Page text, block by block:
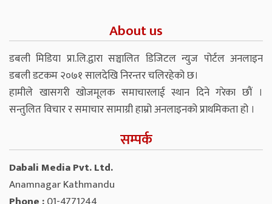
About us
डबली मिडिया प्रा.लि.द्वारा सञ्चालित डिजिटल न्युज पोर्टल अनलाइन
डबली डटकम २०७१ सालदेखि निरन्तर चलिरहेको छ।
हामीले खासगरी खोजमूलक समाचारलाई स्थान दिने गरेका छौं ।
सन्तुलित विचार र समाचार सामाग्री हाम्रो अनलाइनको प्राथमिकता हो ।
सम्पर्क
Dabali Media Pvt. Ltd.
Anamnagar Kathmandu